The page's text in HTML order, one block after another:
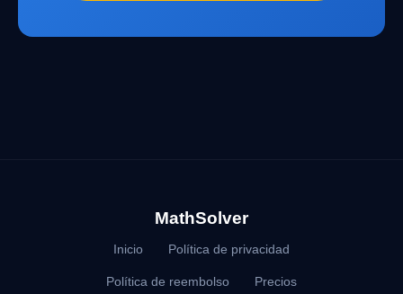
MathSolver
Inicio Política de privacidad
Política de reembolso Precios